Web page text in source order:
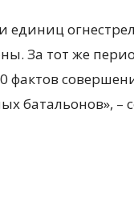
За тот же
фактов
батальонов», –